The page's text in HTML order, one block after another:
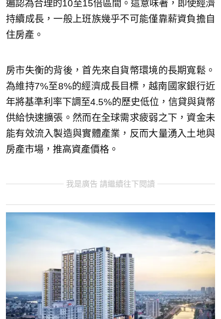
遍認為合理的10至15倍區間。這意味著，即使經濟
持續成長，一般上班族幾乎不可能僅靠薪資負擔自
住房產。
房市失衡的背後，首先來自貨幣環境的長期寬鬆。
為維持7%至8%的經濟成長目標，越南國家銀行近
年將基準利率下調至4.5%的歷史低位，信貸與貨幣
供給快速擴張。然而在全球需求疲弱之下，資金未
能有效流入製造與實體產業，反而大量湧入土地與
房產市場，推高資產價格。
我是廣告 請繼續往下閱讀